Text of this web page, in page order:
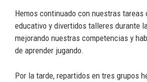
Hemos continuado con nuestras tareas
educativo y divertidos talleres durante
mejorando nuestras competencias y
de aprender jugando.
Por la tarde, repartidos en tres grupos